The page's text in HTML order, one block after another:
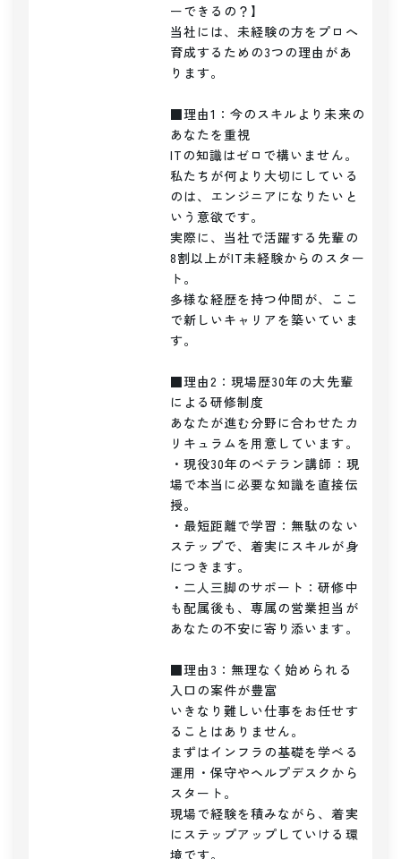
ーできるの？】
当社には、未経験の方をプロへ
育成するための3つの理由があ
ります。
■理由1：今のスキルより未来の
あなたを重視
ITの知識はゼロで構いません。
私たちが何より大切にしている
のは、エンジニアになりたいと
いう意欲です。
実際に、当社で活躍する先輩の
8割以上がIT未経験からのスター
ト。
多様な経歴を持つ仲間が、ここ
で新しいキャリアを築いていま
す。
■理由2：現場歴30年の大先輩
による研修制度
あなたが進む分野に合わせたカ
リキュラムを用意しています。
・現役30年のベテラン講師：現
場で本当に必要な知識を直接伝
授。
・最短距離で学習：無駄のない
ステップで、着実にスキルが身
につきます。
・二人三脚のサポート：研修中
も配属後も、専属の営業担当が
あなたの不安に寄り添います。
■理由3：無理なく始められる
入口の案件が豊富
いきなり難しい仕事をお任せす
ることはありません。
まずはインフラの基礎を学べる
運用・保守やヘルプデスクから
スタート。
現場で経験を積みながら、着実
にステップアップしていける環
境です。